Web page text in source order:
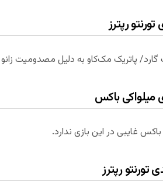
رپترز
پاتریک مک‌کاو به دلیل مصدومیت زانو
میلواکی باکس
باکس غایبی در این بازی ندارد.
تورنتو رپترز